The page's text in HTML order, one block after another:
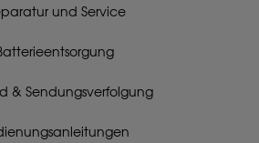
und Service
& Sendungsverfolgung